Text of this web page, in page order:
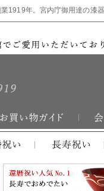
1919年。宮内庁御用達の漆